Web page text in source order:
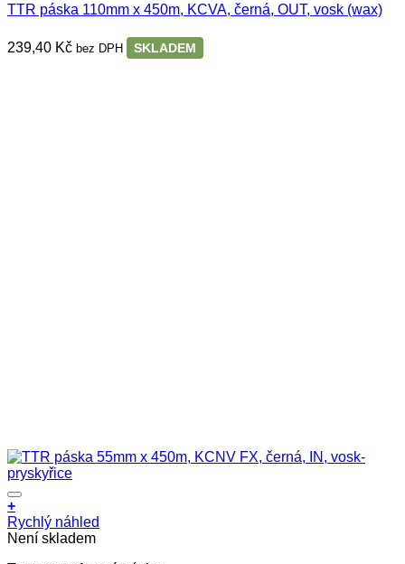
TTR páska 110mm x 450m, KCVA, černá, OUT, vosk (wax)
239,40 Kč bez DPH SKLADEM
+
Rychlý náhled
Není skladem